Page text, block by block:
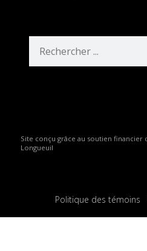
Site conçu grâce au soutien financier
Longueuil
Politique des témoins